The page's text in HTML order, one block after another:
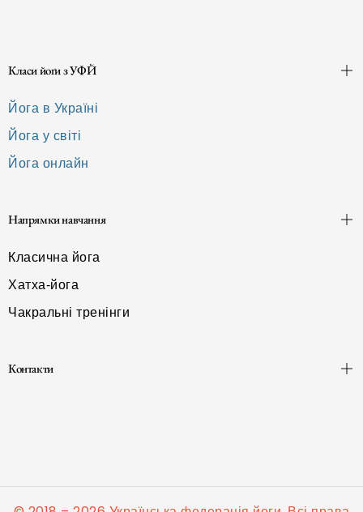
Класи йоґи з УФЙ
Йога в Україні
Йога у світі
Йога онлайн
Напрямки навчання
Класична йога
Хатха-йога
Чакральні тренінги
Контакти